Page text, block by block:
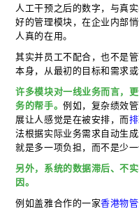
人工干预之后的数字，与真
好的管理模块，在企业内部
人真的在用。
其实并员工不配合，也不是
本身，从最初的目标和需求
许多模块对一线业务而言，
务的帮手。例如，复杂绩效
展让人感觉是在被安排，而
法根据实际业务需求自动生
就是多一项负担，而不是少一
另外，系统的数据滞后、不
因。
例如盖雅合作的一家香港物